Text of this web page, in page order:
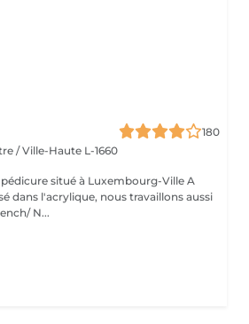
180
/ Ville-Haute L-1660
situé à Luxembourg-Ville A
dans l'acrylique, nous travaillons aussi
N...